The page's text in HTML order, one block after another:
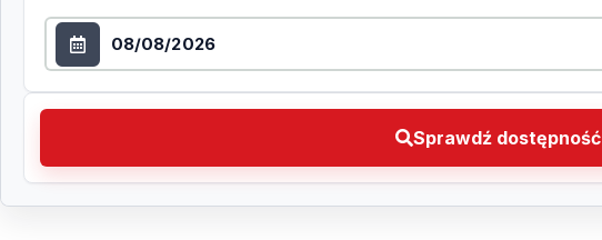
Wybierz datę
Sprawdź dostępność
Sprawdź dostępność Wybierz preferowaną datę